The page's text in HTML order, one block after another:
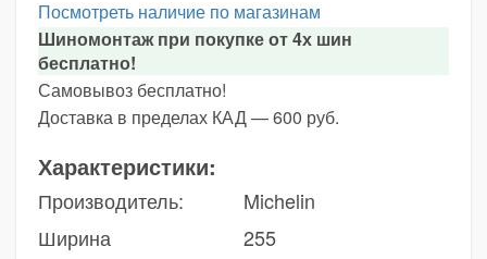
Посмотреть наличие по магазинам
Шиномонтаж при покупке от 4х шин
бесплатно!
Самовывоз бесплатно!
Доставка в пределах КАД — 600 руб.
Характеристики:
Производитель:
Michelin
Ширина
255